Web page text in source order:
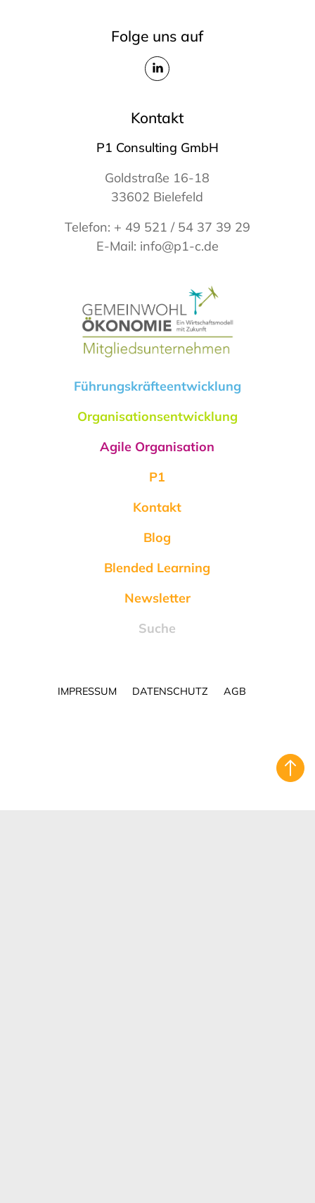
Folge uns auf
Kontakt
P1 Consulting GmbH
Goldstraße 16-18
33602 Bielefeld
Telefon: + 49 521 / 54 37 39 29
E-Mail: info@p1-c.de
Führungskräfteentwicklung
Organisationsentwicklung
Agile Organisation
P1
Kontakt
Blog
Blended Learning
Newsletter
Suche
IMPRESSUM DATENSCHUTZ AGB